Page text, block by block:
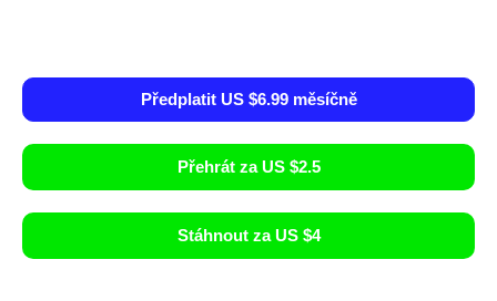
Předplatit US $6.99 měsíčně
Přehrát za US $2.5
Stáhnout za US $4